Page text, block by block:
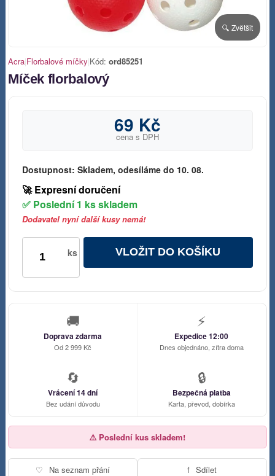
🔍 Zvětšit
Acra|Florbalové míčky|Kód:ord85251
Míček florbalový
69 Kč
cena s DPH
Dostupnost: Skladem, odesíláme do 10. 08.
🚀 Expresní doručení
✅ Poslední 1 ks skladem
Dodavatel nyní další kusy nemá!
ks VLOŽIT DO KOŠÍKU
🚚
Doprava zdarma
Od 2 999 Kč
⚡
Expedice 12:00
Dnes objednáno, zítra doma
🔄
Vrácení 14 dní
Bez udání důvodu
🔒
Bezpečná platba
Karta, převod, dobírka
⚠️ Poslední kus skladem!
♡ Na seznam přání f Sdílet